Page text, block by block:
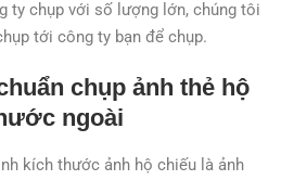
ty chụp với số lượng lớn, chúng tôi
tới công ty bạn để chụp.
chụp ảnh thẻ hộ
ngoài
kích thước ảnh hộ chiếu là ảnh